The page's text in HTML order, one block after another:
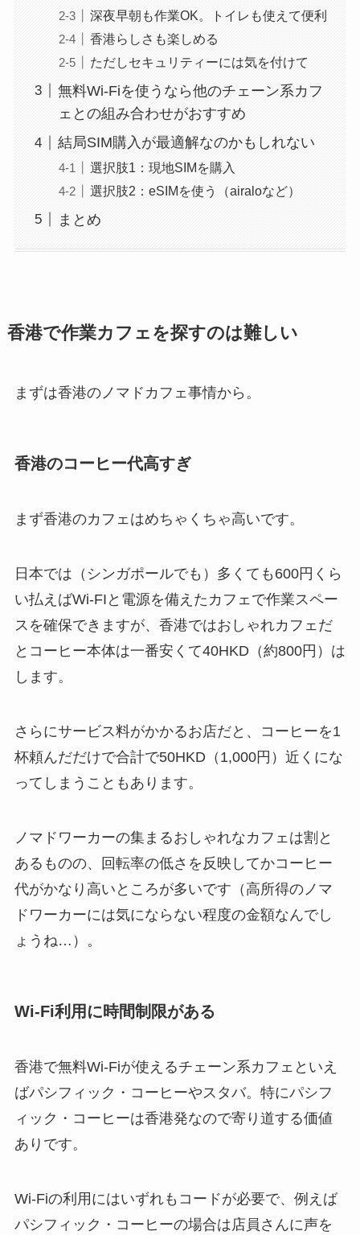
深夜早朝も作業OK。トイレも使えて便利
香港らしさも楽しめる
ただしセキュリティーには気を付けて
無料Wi-Fiを使うなら他のチェーン系カフ
ェとの組み合わせがおすすめ
結局SIM購入が最適解なのかもしれない
選択肢1：現地SIMを購入
選択肢2：eSIMを使う（airaloなど）
まとめ
香港で作業カフェを探すのは難しい
まずは香港のノマドカフェ事情から。
香港のコーヒー代高すぎ
まず香港のカフェはめちゃくちゃ高いです。
日本では（シンガポールでも）多くても600円くら
い払えばWi-FIと電源を備えたカフェで作業スペー
スを確保できますが、香港ではおしゃれカフェだ
とコーヒー本体は一番安くて40HKD（約800円）は
します。
さらにサービス料がかかるお店だと、コーヒーを1
杯頼んだだけで合計で50HKD（1,000円）近くにな
ってしまうこともあります。
ノマドワーカーの集まるおしゃれなカフェは割と
あるものの、回転率の低さを反映してかコーヒー
代がかなり高いところが多いです（高所得のノマ
ドワーカーには気にならない程度の金額なんでし
ょうね…）。
Wi-Fi利用に時間制限がある
香港で無料Wi-Fiが使えるチェーン系カフェといえ
ばパシフィック・コーヒーやスタバ。特にパシフ
ィック・コーヒーは香港発なので寄り道する価値
ありです。
Wi-Fiの利用にはいずれもコードが必要で、例えば
パシフィック・コーヒーの場合は店員さんに声を